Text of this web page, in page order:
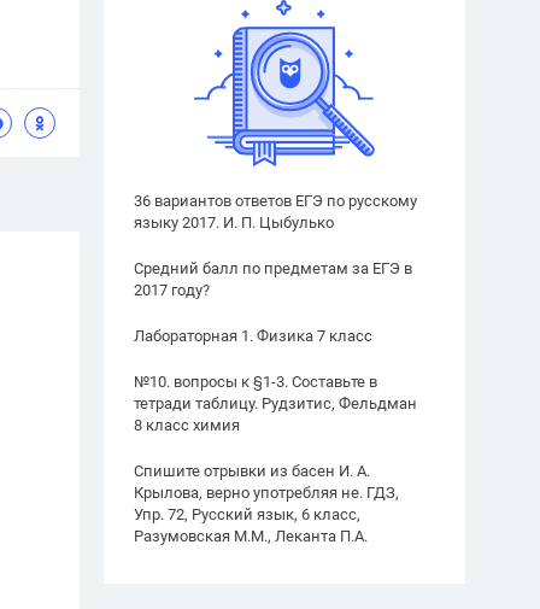
36 вариантов ответов ЕГЭ по русскому
языку 2017. И. П. Цыбулько
Средний балл по предметам за ЕГЭ в
2017 году?
Лабораторная 1. Физика 7 класс
№10. вопросы к §1-3. Составьте в
тетради таблицу. Рудзитис, Фельдман
8 класс химия
Спишите отрывки из басен И. А.
Крылова, верно употребляя не. ГДЗ,
Упр. 72, Русский язык, 6 класс,
Разумовская М.М., Леканта П.А.